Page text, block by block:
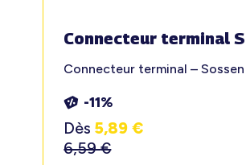
Connecteur terminal
Connecteur terminal – Sossen
-11%
Dès 5,89€
6,59€